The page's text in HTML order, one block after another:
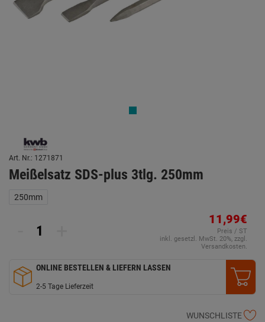
Art. Nr.: 1271871
Meißelsatz SDS-plus 3tlg. 250mm
250mm
11,99€
Preis / ST
inkl. gesetzl. MwSt. 20%, zzgl.
Versandkosten.
ONLINE BESTELLEN & LIEFERN LASSEN
2-5 Tage Lieferzeit
WUNSCHLISTE